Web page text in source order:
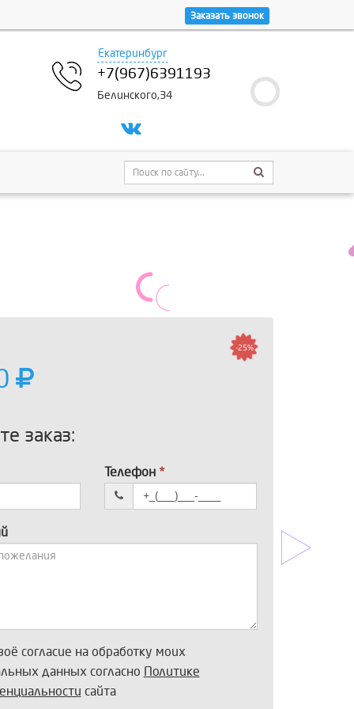
Заказать звонок
Екатеринбург
+7(967)6391193
Белинского,34
-25%
заказ:
Телефон *
согласие на обработку моих
данных согласно Политике
сайта